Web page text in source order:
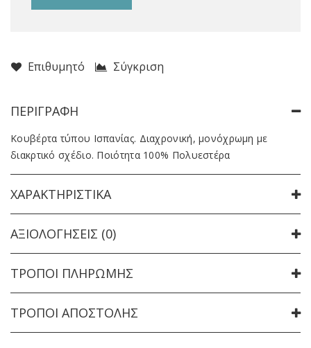
Επιθυμητό Σύγκριση
ΠΕΡΙΓΡΑΦΉ
Κουβέρτα τύπου Ισπανίας. Διαχρονική, μονόχρωμη με
διακρτικό σχέδιο. Ποιότητα 100% Πολυεστέρα
ΧΑΡΑΚΤΗΡΙΣΤΙΚΆ
ΑΞΙΟΛΟΓΉΣΕΙΣ (0)
ΤΡΌΠΟΙ ΠΛΗΡΩΜΉΣ
ΤΡΌΠΟΙ ΑΠΟΣΤΟΛΉΣ